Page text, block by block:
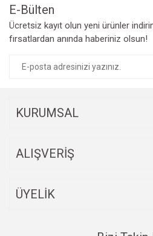
E-Bülten
Ücretsiz kayıt olun yeni ürünler
fırsatlardan anında haberiniz olsun!
KURUMSAL
ALIŞVERİŞ
ÜYELİK